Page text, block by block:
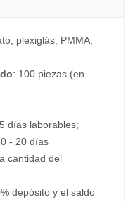
plexiglás, PMMA;
: 100 piezas (en
días laborables;
- 20 días
cantidad del
depósito y el saldo